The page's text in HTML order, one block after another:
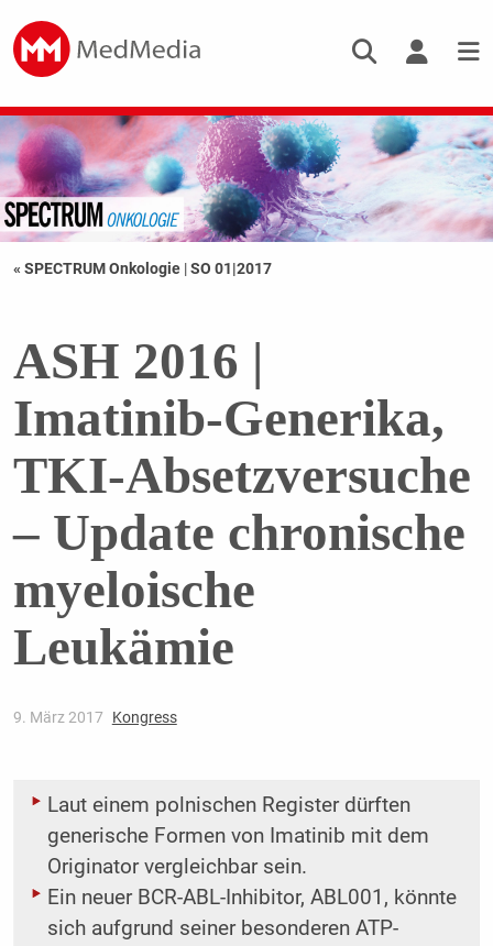
« SPECTRUM Onkologie |SO 01|2017
ASH 2016 |
Imatinib-Generika,
TKI-Absetzversuche
– Update chronische
myeloische
Leukämie
9. März 2017 Kongress
Laut einem polnischen Register dürften
generische Formen von Imatinib mit dem
Originator vergleichbar sein.
Ein neuer BCR-ABL-Inhibitor, ABL001, könnte
sich aufgrund seiner besonderen ATP-